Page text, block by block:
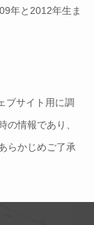
年と2012年生ま
ブサイト用に調
の情報であり、
らかじめご了承